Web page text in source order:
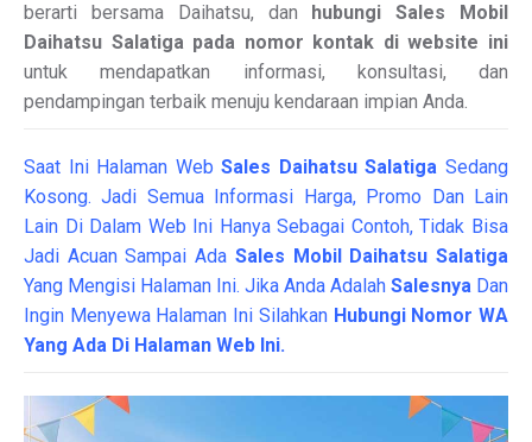
berarti bersama Daihatsu, dan
hubungi Sales Mobil
Daihatsu Salatiga pada nomor kontak di website ini
untuk mendapatkan informasi, konsultasi, dan
pendampingan terbaik menuju kendaraan impian Anda.
Saat Ini Halaman WebSales Daihatsu SalatigaSedang
Kosong. Jadi Semua Informasi Harga, Promo Dan Lain
Lain Di Dalam Web Ini Hanya Sebagai Contoh, Tidak Bisa
Jadi Acuan Sampai Ada Sales Mobil Daihatsu Salatiga
Yang Mengisi Halaman Ini. Jika Anda Adalah Salesnya Dan
Ingin Menyewa Halaman Ini Silahkan Hubungi Nomor WA
Yang Ada Di Halaman Web Ini.